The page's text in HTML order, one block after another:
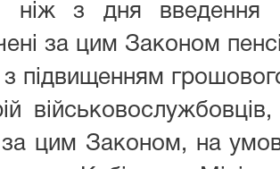
ніж з дня
за цим Законом
з підвищенням
за цим Законом, на